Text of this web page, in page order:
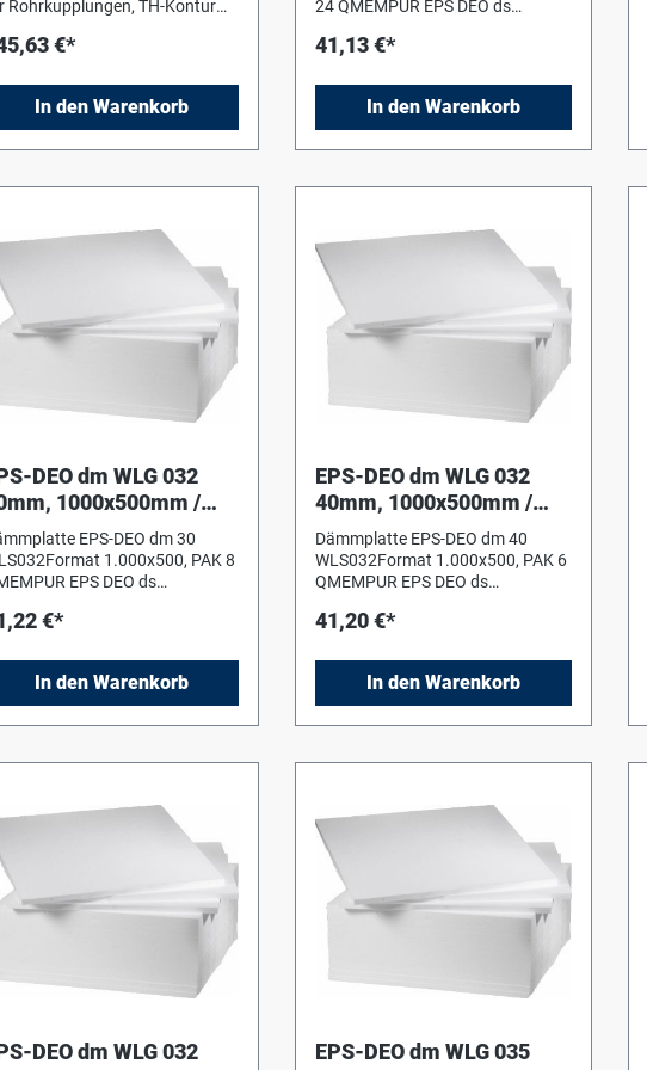
Rohrkupplungen, TH-Kontur
€*
In den Warenkorb
24 QMEMPUR EPS DEO ds
(keinTrittschall) WLS 032, B1 gem.
1.000x500mm
41,13 €*
In den Warenkorb
DEO dm WLG 032
1000x500mm /
ohne Trittschall
EPS-DEO dm 30
1.000x500, PAK 8
EPS DEO ds
WLS 032, B1 gem.
€*
In den Warenkorb
EPS-DEO dm WLG 032
40mm, 1000x500mm /
WLS032 ohne Trittschall
Dämmplatte EPS-DEO dm 40
WLS032Format 1.000x500, PAK 6
QMEMPUR EPS DEO ds
(keinTrittschall) WLS 032, B1 gem.
1.000x500mm
41,20 €*
In den Warenkorb
DEO dm WLG 032
EPS-DEO dm WLG 035